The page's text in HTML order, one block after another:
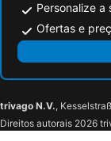
Personalize a
Ofertas e
trivago N.V.,
Direitos autorais 2026